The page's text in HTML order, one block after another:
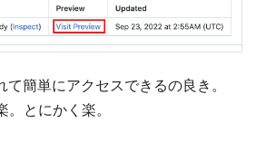
簡単にアクセスできるの良き。
とにかく楽。